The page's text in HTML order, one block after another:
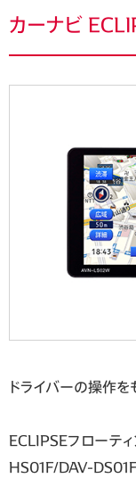
カーナビ
ドライバーの操作を
ECLIPSEフローテ
HS01F/DAV-